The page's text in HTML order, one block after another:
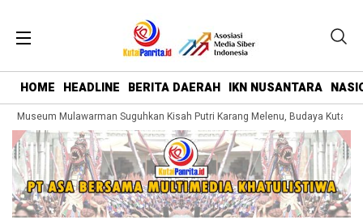
HOME HEADLINE BERITA DAERAH IKN NUSANTARA
Museum Mulawarman Suguhkan Kisah Putri Karang Melenu, Budaya Kutai